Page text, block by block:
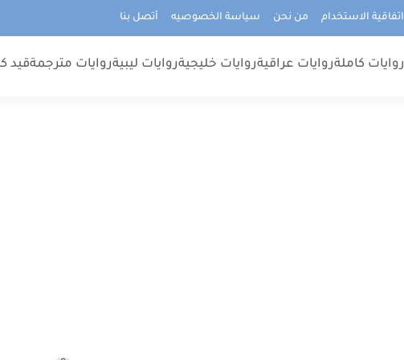
اتفاقية الاستخدام من نحن سياسة الخصوصيه أتصل بنا
روايات كاملةروايات عراقيةروايات خليجيةروايات ليبيةروايات مترجمةقيد